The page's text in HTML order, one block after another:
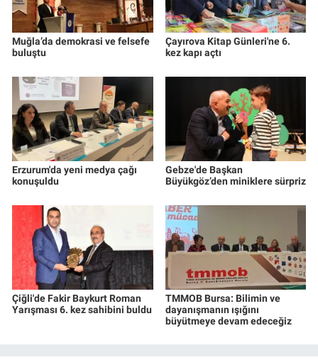
Muğla’da demokrasi ve felsefe
buluştu
Çayırova Kitap Günleri'ne 6.
kez kapı açtı
Erzurum'da yeni medya çağı
konuşuldu
Gebze'de Başkan
Büyükgöz’den miniklere sürpriz
Çiğli'de Fakir Baykurt Roman
Yarışması 6. kez sahibini buldu
TMMOB Bursa: Bilimin ve
dayanışmanın ışığını
büyütmeye devam edeceğiz